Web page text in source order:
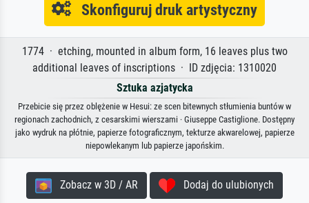
Skonfiguruj druk artystyczny
1774 · etching, mounted in album form, 16 leaves plus two
additional leaves of inscriptions · ID zdjęcia: 1310020
Sztuka azjatycka
Przebicie się przez oblężenie w Hesui: ze scen bitewnych stłumienia buntów w
regionach zachodnich, z cesarskimi wierszami · Giuseppe Castiglione. Dostępny
jako wydruk na płótnie, papierze fotograficznym, tekturze akwarelowej, papierze
niepowlekanym lub papierze japońskim.
Zobacz w 3D / AR Dodaj do ulubionych